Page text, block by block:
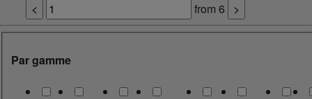
<
from6 >
Par gamme